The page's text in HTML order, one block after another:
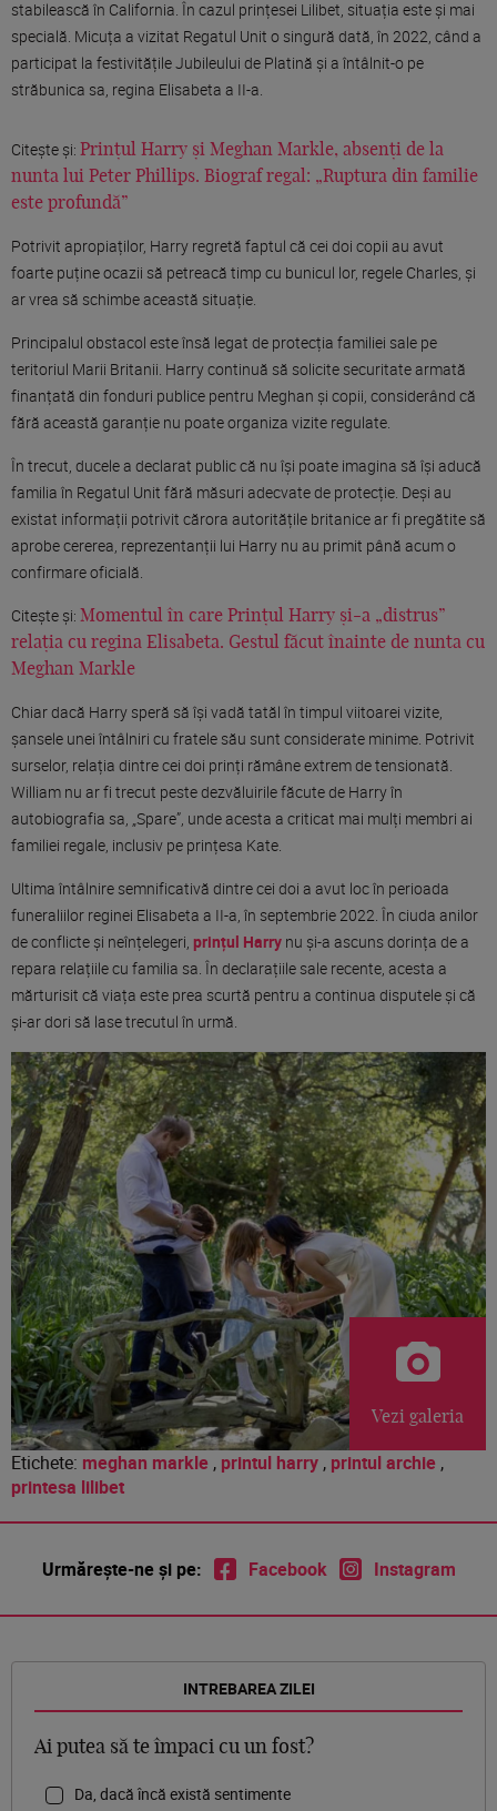
stabilească în California. În cazul prințesei Lilibet, situația este și mai
specială. Micuța a vizitat Regatul Unit o singură dată, în 2022, când a
participat la festivitățile Jubileului de Platină și a întâlnit-o pe
străbunica sa, regina Elisabeta a II-a.
Citește și: Prințul Harry și Meghan Markle, absenți de la
nunta lui Peter Phillips. Biograf regal: „Ruptura din familie
este profundă”
Potrivit apropiaților, Harry regretă faptul că cei doi copii au avut
foarte puține ocazii să petreacă timp cu bunicul lor, regele Charles, și
ar vrea să schimbe această situație.
Principalul obstacol este însă legat de protecția familiei sale pe
teritoriul Marii Britanii. Harry continuă să solicite securitate armată
finanțată din fonduri publice pentru Meghan și copii, considerând că
fără această garanție nu poate organiza vizite regulate.
În trecut, ducele a declarat public că nu își poate imagina să își aducă
familia în Regatul Unit fără măsuri adecvate de protecție. Deși au
existat informații potrivit cărora autoritățile britanice ar fi pregătite să
aprobe cererea, reprezentanții lui Harry nu au primit până acum o
confirmare oficială.
Citește și: Momentul în care Prințul Harry și-a „distrus”
relația cu regina Elisabeta. Gestul făcut înainte de nunta cu
Meghan Markle
Chiar dacă Harry speră să își vadă tatăl în timpul viitoarei vizite,
șansele unei întâlniri cu fratele său sunt considerate minime. Potrivit
surselor, relația dintre cei doi prinți rămâne extrem de tensionată.
William nu ar fi trecut peste dezvăluirile făcute de Harry în
autobiografia sa, „Spare”, unde acesta a criticat mai mulți membri ai
familiei regale, inclusiv pe prințesa Kate.
Ultima întâlnire semnificativă dintre cei doi a avut loc în perioada
funeraliilor reginei Elisabeta a II-a, în septembrie 2022. În ciuda anilor
de conflicte și neînțelegeri, prințul Harry nu și-a ascuns dorința de a
repara relațiile cu familia sa. În declarațiile sale recente, acesta a
mărturisit că viața este prea scurtă pentru a continua disputele și că
și-ar dori să lase trecutul în urmă.
Vezi galeria
Etichete: meghan markle , printul harry , printul archie ,
printesa lilibet
Urmărește-ne și pe: Facebook Instagram
INTREBAREA ZILEI
Ai putea să te împaci cu un fost?
Da, dacă încă există sentimente